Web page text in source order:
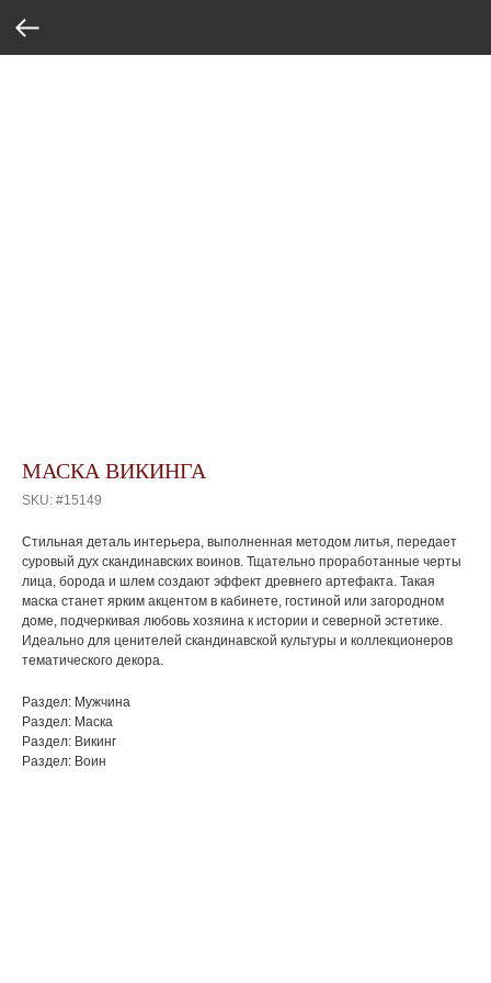
МАСКА ВИКИНГА
SKU: #15149
Стильная деталь интерьера, выполненная методом литья, передает
суровый дух скандинавских воинов. Тщательно проработанные черты
лица, борода и шлем создают эффект древнего артефакта. Такая
маска станет ярким акцентом в кабинете, гостиной или загородном
доме, подчеркивая любовь хозяина к истории и северной эстетике.
Идеально для ценителей скандинавской культуры и коллекционеров
тематического декора.
Раздел: Мужчина
Раздел: Маска
Раздел: Викинг
Раздел: Воин